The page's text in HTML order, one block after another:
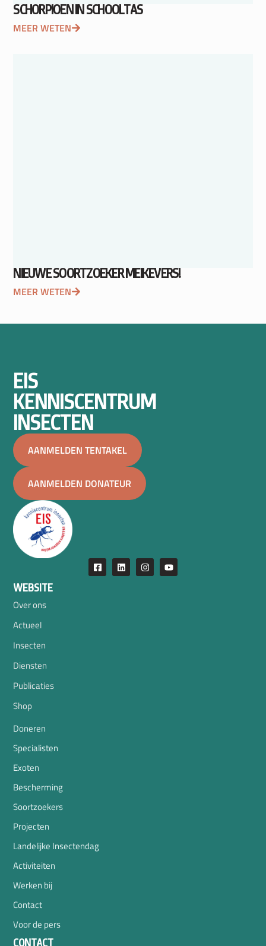
SCHORPIOEN IN SCHOOLTAS
MEER WETEN
NIEUWE SOORTZOEKER MEIKEVERS!
MEER WETEN
EIS
KENNISCENTRUM
INSECTEN
AANMELDEN TENTAKEL
AANMELDEN DONATEUR
WEBSITE
Over ons
Actueel
Insecten
Diensten
Publicaties
Shop
Doneren
Specialisten
Exoten
Bescherming
Soortzoekers
Projecten
Landelijke Insectendag
Activiteiten
Werken bij
Contact
Voor de pers
CONTACT